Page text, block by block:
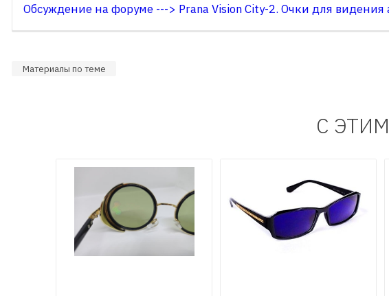
Обсуждение на форуме ---> Prana Vision City-2. Очки для видения
Материалы по теме
С